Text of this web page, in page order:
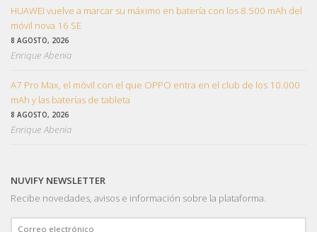
HUAWEI vuelve a marcar su máximo en batería con los 8.500 mAh del
móvil nova 16 SE
8 AGOSTO, 2026
Enrique Abenia
A7 Pro Max, el móvil con el que OPPO entra en el club de los 10.000
mAh y las baterías de tableta
8 AGOSTO, 2026
Enrique Abenia
NUVIFY NEWSLETTER
Recibe novedades, avisos e información sobre la plataforma.